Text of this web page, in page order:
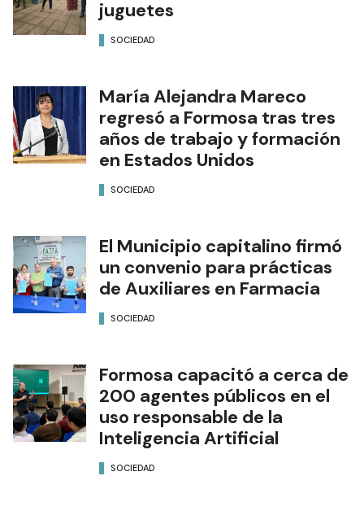
juguetes
SOCIEDAD
María Alejandra Mareco
regresó a Formosa tras tres
años de trabajo y formación
en Estados Unidos
SOCIEDAD
El Municipio capitalino firmó
un convenio para prácticas
de Auxiliares en Farmacia
SOCIEDAD
Formosa capacitó a cerca de
200 agentes públicos en el
uso responsable de la
Inteligencia Artificial
SOCIEDAD